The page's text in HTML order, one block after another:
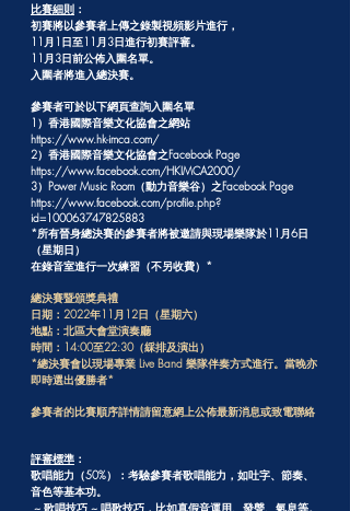
比賽細則 ：
初賽將以參賽者上傳之錄製視頻影片進行，
11月1日至11月3日進行初賽評審。
11月3日前公佈入圍名單。
入圍者將進入總決賽。
參賽者可於以下網頁查詢入圍名單
1）香港國際音樂文化協會之網站
https://www.hk-imca.com/
2）香港國際音樂文化協會之Facebook Page
https://www.facebook.com/HKIMCA2000/
3）Power Music Room（動力音樂谷）之Facebook Page
https://www.facebook.com/profile.php?
id=100063747825883
*所有晉身總決賽的參賽者將被邀請與現場樂隊於11月6日
（星期日）
在錄音室進行一次練習（不另收費）*
總決賽暨頒獎典禮
日期：2022年11月12日（星期六）
地點：北區大會堂演奏廳
時間：14:00至22:30（綵排及演出）
*總決賽會以現場專業 Live Band 樂隊伴奏方式進行。當晚亦
即時選出優勝者*
參賽者的比賽順序詳情請留意網上公佈最新消息或致電聯絡
評審標準 ：
歌唱能力（50%）：考驗參賽者歌唱能力，如吐字、節奏、
音色等基本功。
~ 歌唱技巧 ~ 唱歌技巧，比如真假音運用、發聲、氣息等。